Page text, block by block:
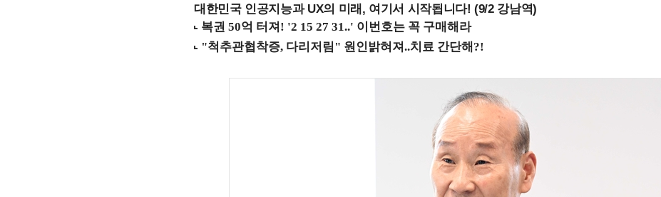
대한민국 인공지능과 UX의 미래, 여기서 시작됩니다! (9/2 강남역)